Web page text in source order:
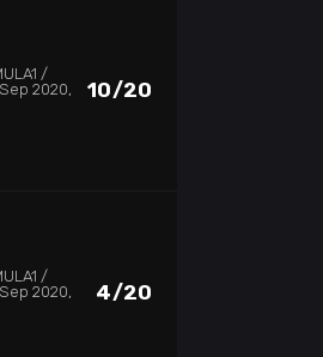
2020,
10/20
2020,
4/20